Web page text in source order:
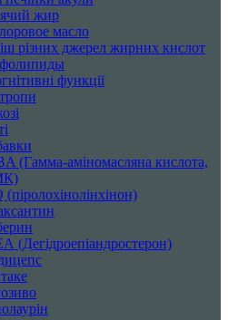
жир
масло
різних джерел жирних кислот
функції
(Гамма-аміномасляна кислота,
(піролохінолінхінон)
(Дегідроепіандростерон)